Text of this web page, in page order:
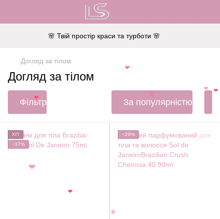
🌸 Твій простір краси та турботи 🌸
Догляд за тілом
Догляд за тілом
Фільтр За популярністю
ХІТ
−37%
−29%
❤
🌸
❤
🌸